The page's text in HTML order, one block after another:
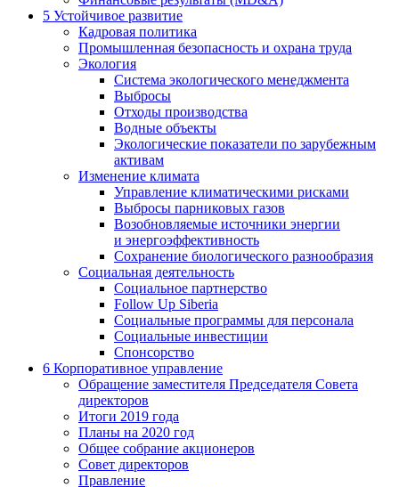
5 Устойчивое развитие
Кадровая политика
Промышленная безопасность и охрана труда
Экология
Система экологического менеджмента
Выбросы
Отходы производства
Водные объекты
Экологические показатели по зарубежным
активам
Изменение климата
Управление климатическими рисками
Выбросы парниковых газов
Возобновляемые источники энергии
и энергоэффективность
Сохранение биологического разнообразия
Социальная деятельность
Социальное партнерство
Follow Up Siberia
Социальные программы для персонала
Социальные инвестиции
Спонсорство
6 Корпоративное управление
Обращение заместителя Председателя Совета
директоров
Итоги 2019 года
Планы на 2020 год
Общее собрание акционеров
Совет директоров
Правление